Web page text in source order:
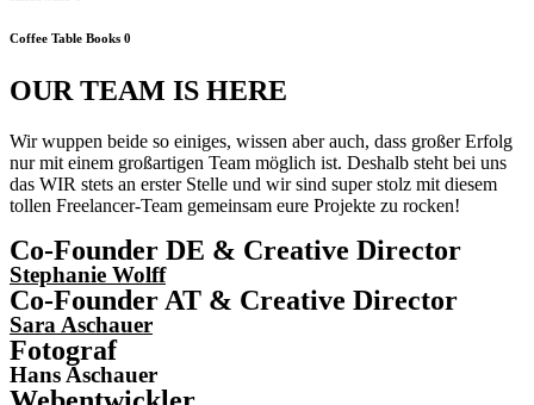
Coffee Table Books 0
OUR TEAM IS HERE
Wir wuppen beide so einiges, wissen aber auch, dass großer Erfolg
nur mit einem großartigen Team möglich ist. Deshalb steht bei uns
das WIR stets an erster Stelle und wir sind super stolz mit diesem
tollen Freelancer-Team gemeinsam eure Projekte zu rocken!
Co-Founder DE & Creative Director
Stephanie Wolff
Co-Founder AT & Creative Director
Sara Aschauer
Fotograf
Hans Aschauer